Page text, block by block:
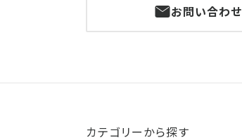
お問い合わせ
カテゴリーから探す